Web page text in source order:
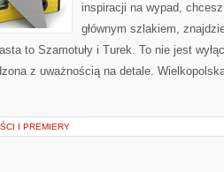
inspiracji na wypad,
głównym szlakiem,
to Szamotuły i Turek. To nie jest
z uważnością na detale.
I PREMIERY